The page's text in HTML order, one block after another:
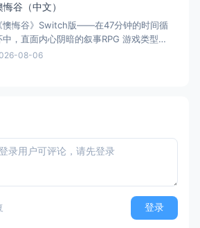
恶杀手：第八位统治者（官方简体中文定
） 港台名称：罪孽
悔谷（中文）
懊悔谷》Switch版——在47分钟的时间循
中，直面内心阴暗的叙事RPG 游戏类型：
色扮演类（叙事RPG × 等距视角 × 心理惊
08-06
登录